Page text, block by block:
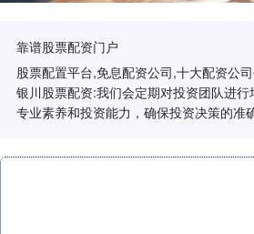
靠谱股票配资门户
股票配置平台,免息配资公司,十大配资公
银川股票配资:我们会定期对投资团队进
专业素养和投资能力，确保投资决策的准